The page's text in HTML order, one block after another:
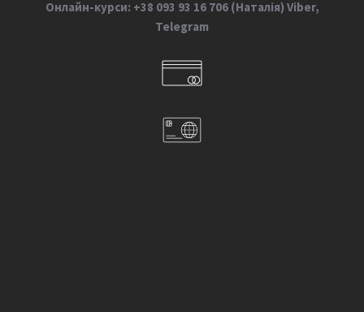
Онлайн-курси: +38 093 93 16 706 (Наталія) Viber,
Telegram